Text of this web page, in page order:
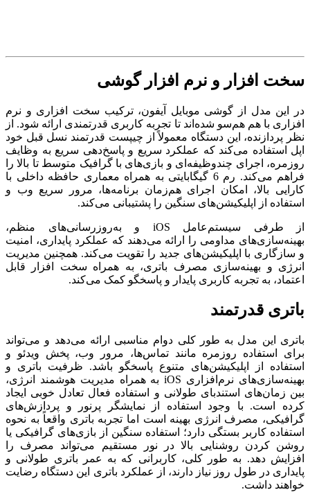
سخت افزار و نرم افزار گوشی
در این مدل از گوشی موبایل آیفون، ترکیب سخت ‌افزاری و نرم‌
افزاری با هم هم‌سو شده‌اند تا تجربه کاربری قدرتمندی ارائه شود. از
نظر پردازنده، این دستگاه معمولاً از چیپست قدرتمند نسل قبل خود
اپل استفاده می‌کند که عملکرد سریع و پاسخ‌دهی سریع به وظایف
روزمره، اجرای چندوظیفه‌ای و بازی‌های با گرافیک متوسط تا بالا را
فراهم می‌کند. رم 6 گیگابایتی به همراه معماری حافظه داخلی با
کارایی بالا، امکان اجرای هم‌زمان برنامه‌ها، مرور سریع وب و
استفاده از اپلیکیشن‌های سنگین را پشتیبانی می‌کند.
از طرفی سیستم‌عامل iOS و به‌روزرسانی‌های منظم،
بهینه‌سازی‌های مداومی را ارائه می‌دهند که عملکرد پایداری، امنیت
و سازگاری با اپلیکیشن‌های جدید را تقویت می‌کند. همچنین مدیریت
انرژی و بهینه‌سازی مصرف باتری، به همراه سخت ‌افزار قابل
اعتماد، به تجربه کاربری پایدار و پاسخگو کمک می‌کند.
باتری قدرتمند
باتری این مدل به ‌طور کلی دوام مناسبی ارائه می‌دهد و می‌تواند
برای استفاده روزمره مانند تماس‌ها، مرور وب، پخش ویدئو و
استفاده از اپلیکیشن‌های متنوع پاسخگو باشد. ظرفیت باتری و
بهینه‌سازی‌های نرم‌افزاری iOS به همراه مدیریت هوشمند انرژی،
بین زمان‌های استندبای طولانی و استفاده فعال تعادل خوبی ایجاد
کرده است. با وجود استفاده از نمایشگر پرنور و پردازش‌های
گرافیکی، مصرف انرژی بهینه است اما تجربه باتری واقعاً به نحوه
استفاده کاربر بستگی دارد؛ استفاده سنگین از بازی‌های گرافیکی یا
روشن کردن روشنایی بالا در نور مستقیم می‌تواند مصرف را
افزایش دهد. به ‌طور کلی، کاربرانی که به عمر باتری طولانی و
پایداری در طول روز نیاز دارند، از عملکرد باتری این دستگاه رضایت
خواهند داشت.